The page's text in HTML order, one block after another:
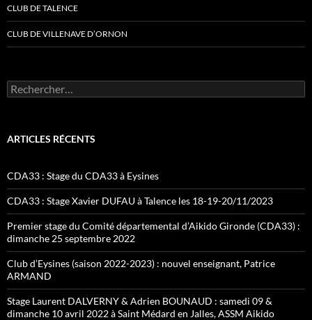
CLUB DE TALENCE
CLUB DE VILLENAVE D’ORNON
Rechercher :
ARTICLES RÉCENTS
CDA33 : Stage du CDA33 à Eysines
CDA33 : Stage Xavier DUFAU à Talence les 18-19-20/11/2023
Premier stage du Comité départemental d’Aikido Gironde (CDA33) :
dimanche 25 septembre 2022
Club d’Eysines (saison 2022-2023) : nouvel enseignant, Patrice
ARMAND
Stage Laurent DALVERNY & Adrien BOUNAUD : samedi 09 &
dimanche 10 avril 2022 à Saint Médard en Jalles, ASSM Aikido